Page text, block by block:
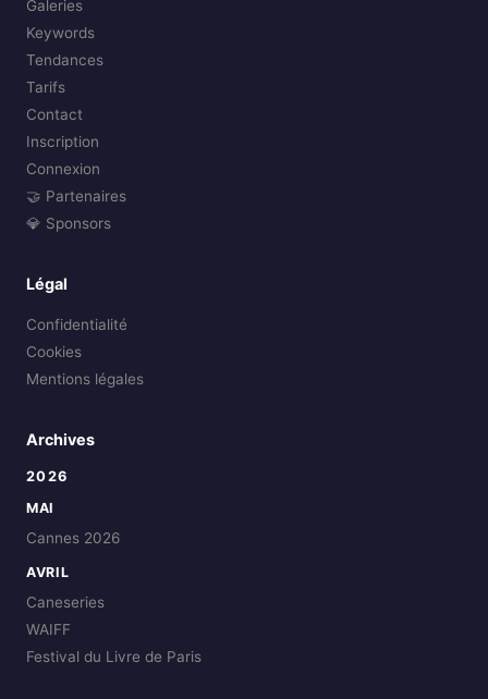
Galeries
Keywords
Tendances
Tarifs
Contact
Inscription
Connexion
🤝 Partenaires
💎 Sponsors
Légal
Confidentialité
Cookies
Mentions légales
Archives
2026
MAI
Cannes 2026
AVRIL
Caneseries
WAIFF
Festival du Livre de Paris